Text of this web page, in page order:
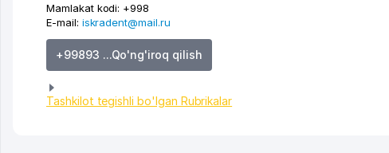
Mamlakat kodi: +998
E-mail: iskradent@mail.ru
+99893 ...Qo'ng'iroq qilish
Tashkilot tegishli bo'lgan Rubrikalar